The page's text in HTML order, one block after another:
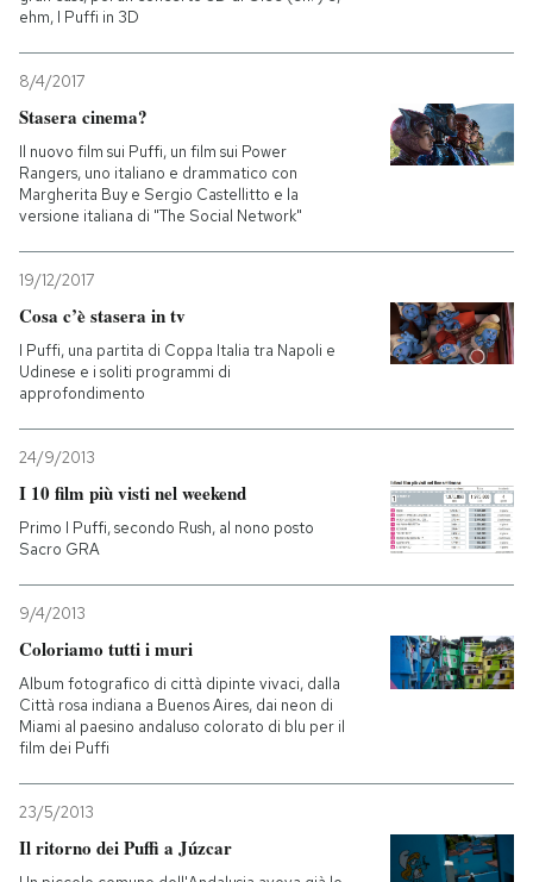
ehm, I Puffi in 3D
8/4/2017
Stasera cinema?
Il nuovo film sui Puffi, un film sui Power
Rangers, uno italiano e drammatico con
Margherita Buy e Sergio Castellitto e la
versione italiana di "The Social Network"
19/12/2017
Cosa c’è stasera in tv
I Puffi, una partita di Coppa Italia tra Napoli e
Udinese e i soliti programmi di
approfondimento
24/9/2013
I 10 film più visti nel weekend
Primo I Puffi, secondo Rush, al nono posto
Sacro GRA
9/4/2013
Coloriamo tutti i muri
Album fotografico di città dipinte vivaci, dalla
Città rosa indiana a Buenos Aires, dai neon di
Miami al paesino andaluso colorato di blu per il
film dei Puffi
23/5/2013
Il ritorno dei Puffi a Júzcar